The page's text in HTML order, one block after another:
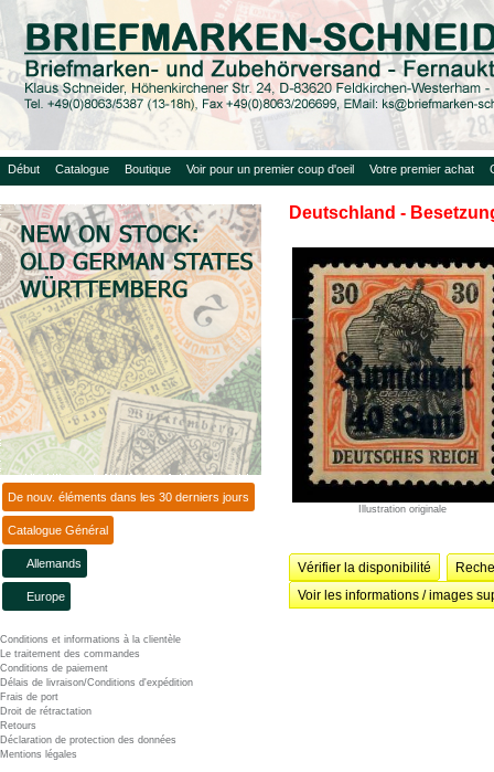
Début Catalogue Boutique Voir pour un premier coup d'oeil Votre premier achat
De nouv. éléments dans les 30 derniers jours
Catalogue Général
Allemands
Europe
Conditions et informations à la clientèle
Le traitement des commandes
Conditions de paiement
Délais de livraison/Conditions d'expédition
Frais de port
Droit de rétractation
Retours
Déclaration de protection des données
Mentions légales
Deutschland -
Illustration originale
Vérifier la disponibilité
Voir les informations / images